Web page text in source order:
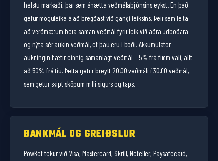
helstu markaði, þar sem áhætta veðmálaþjónsins eykst. En það
gefur möguleika á að bregðast við gangi leiksins. Þeir sem leita
að verðmætum bera saman veðmál fyrir leik við aðra udboðara
og nýta sér aukin veðmál, ef þau eru í boði. Akkumulator-
aukningin bætir einnig samanlagt veðmál – 5% frá fimm vali, allt
að 50% frá tíu. Þetta getur breytt 20.00 veðmáli í 30.00 veðmál,
sem getur skipt sköpum milli sigurs og taps.
BANKMÁL OG GREIÐSLUR
PowBet tekur við Visa, Mastercard, Skrill, Neteller, Paysafecard,